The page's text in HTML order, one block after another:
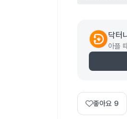
닥터
아플
좋아요 9